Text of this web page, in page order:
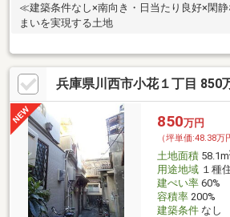
≪建築条件なし×南向き・日当たり良好×閑
まいを実現する土地
兵庫県川西市小花１丁目 850
850万円
（坪単価:48.38万
土地面積58.1m
用途地域１種
建ぺい率60%
容積率200%
建築条件なし